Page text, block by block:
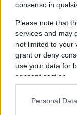
consenso in
Please note that
services and may
not limited to your
grant or deny
use your data for
consent section.
Personal
I morti di Rio e
Nicolaporro.it è
sufficiente
essere sempre